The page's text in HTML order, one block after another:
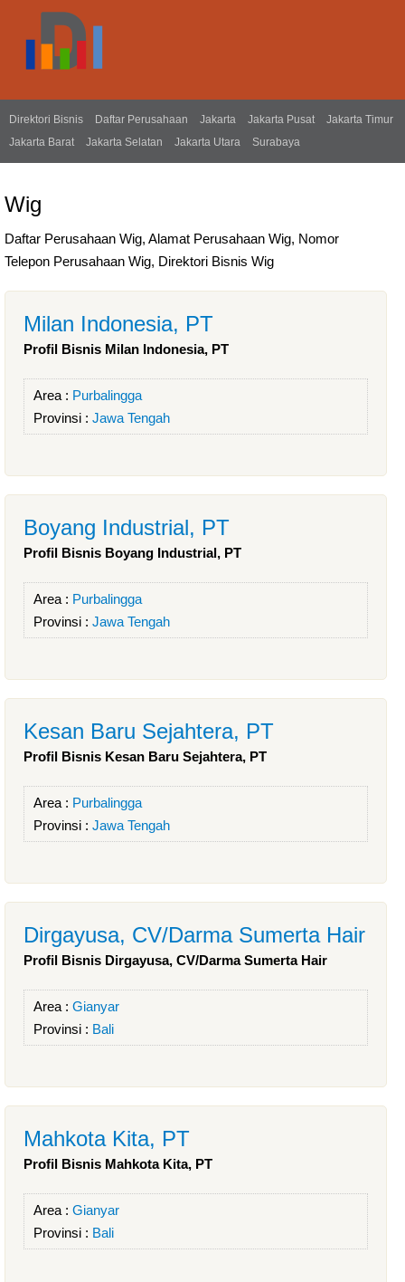
Direktori Bisnis Daftar Perusahaan Jakarta Jakarta Pusat
Jakarta Timur
Jakarta Barat
Jakarta Selatan Jakarta Utara Surabaya
Wig
Daftar Perusahaan Wig, Alamat Perusahaan Wig, Nomor
Telepon Perusahaan Wig, Direktori Bisnis Wig
Milan Indonesia, PT
Profil Bisnis Milan Indonesia, PT
Area : Purbalingga
Provinsi : Jawa Tengah
Boyang Industrial, PT
Profil Bisnis Boyang Industrial, PT
Area : Purbalingga
Provinsi : Jawa Tengah
Kesan Baru Sejahtera, PT
Profil Bisnis Kesan Baru Sejahtera, PT
Area : Purbalingga
Provinsi : Jawa Tengah
Dirgayusa, CV/Darma Sumerta Hair
Profil Bisnis Dirgayusa, CV/Darma Sumerta Hair
Area : Gianyar
Provinsi : Bali
Mahkota Kita, PT
Profil Bisnis Mahkota Kita, PT
Area : Gianyar
Provinsi : Bali